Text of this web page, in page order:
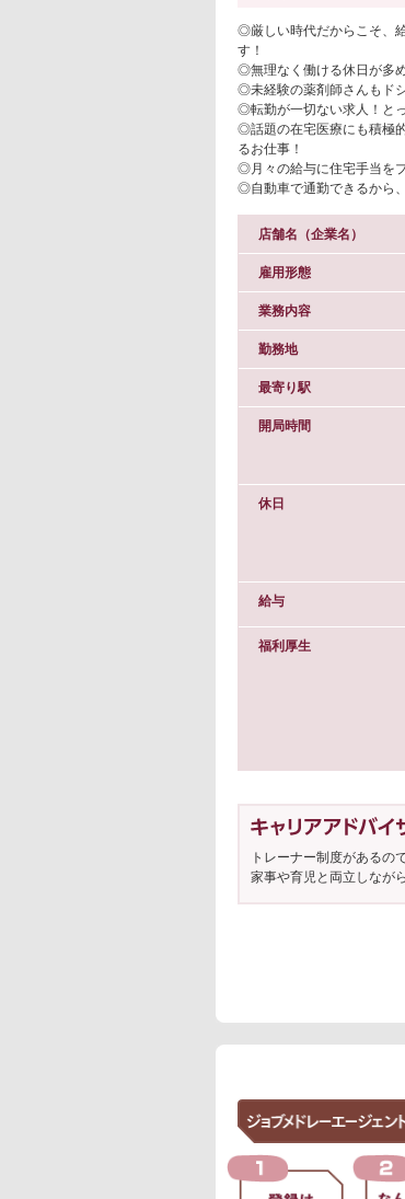
◎厳しい時代だからこそ、
す！
◎無理なく働ける休日が多
◎未経験の薬剤師さんもド
◎転勤が一切ない求人！と
◎話題の在宅医療にも積極
るお仕事！
◎月々の給与に住宅手当を
◎自動車で通勤できるから
店舗名（企業名）
雇用形態
業務内容
勤務地
最寄り駅
開局時間
休日
給与
福利厚生
トレーナー制度があるの
家事や育児と両立しなが